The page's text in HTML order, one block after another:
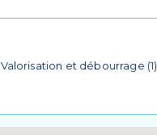
Valorisation et débourrage (1)